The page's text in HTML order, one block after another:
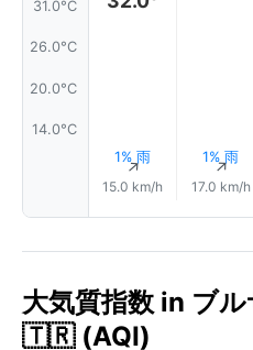
31.0°C
26.0°C
20.0°C
14.0°C
1% 雨
↑
15.0 km/h
1% 雨
↑
17.0 km/h
大気質指数 in ブ
🇹🇷 (AQI)